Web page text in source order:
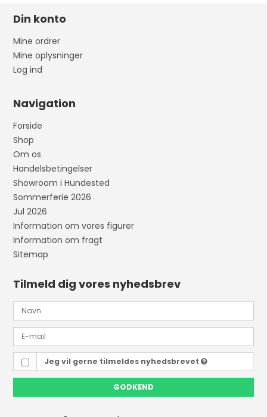
Din konto
Mine ordrer
Mine oplysninger
Log ind
Navigation
Forside
Shop
Om os
Handelsbetingelser
Showroom i Hundested
Sommerferie 2026
Jul 2026
Information om vores figurer
Information om fragt
Sitemap
Tilmeld dig vores nyhedsbrev
Jeg vil gerne tilmeldes nyhedsbrevet
GODKEND